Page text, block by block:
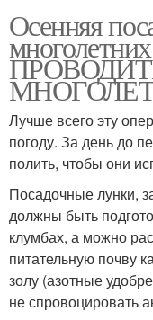
Осенняя
Лучше всего эту
погоду. За день до
полить, чтобы они
Посадочные лунки,
должны быть
клумбах, а можно
питательную почву
золу (азотные
не спровоцировать